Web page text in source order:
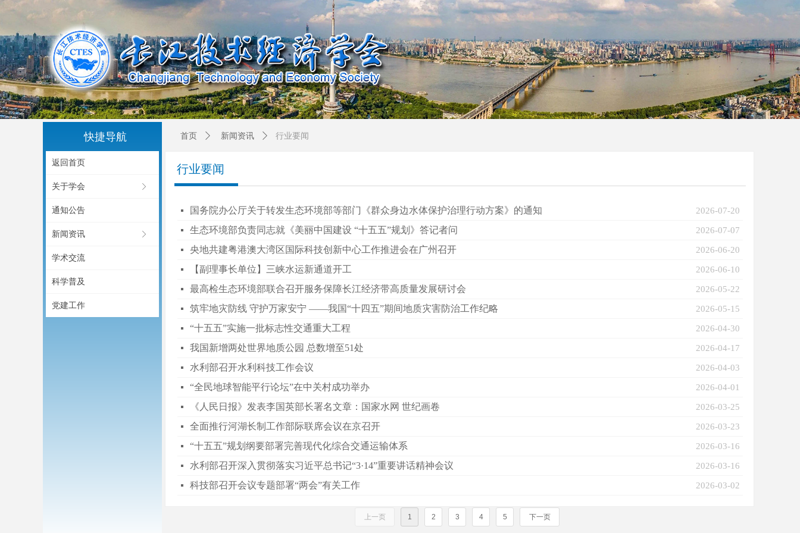
首页 ꄲ 新闻资讯 ꄲ 行业要闻
2026-07-20
넷 国务院办公厅关于转发生态环境部等部门《群众身边水体保护治理行动方案》的通知
2026-07-07
넷 生态环境部负责同志就《美丽中国建设 “十五五”规划》答记者问
2026-06-20
넷 央地共建粤港澳大湾区国际科技创新中心工作推进会在广州召开
2026-06-10
넷 【副理事长单位】三峡水运新通道开工
2026-05-22
넷 最高检生态环境部联合召开服务保障长江经济带高质量发展研讨会
2026-05-15
넷 筑牢地灾防线 守护万家安宁 ——我国“十四五”期间地质灾害防治工作纪略
2026-04-30
넷 “十五五”实施一批标志性交通重大工程
2026-04-17
넷 我国新增两处世界地质公园 总数增至51处
2026-04-03
넷 水利部召开水利科技工作会议
2026-04-01
넷 “全民地球智能平行论坛”在中关村成功举办
2026-03-25
넷 《人民日报》发表李国英部长署名文章：国家水网 世纪画卷
2026-03-23
넷 全面推行河湖长制工作部际联席会议在京召开
2026-03-16
넷 “十五五”规划纲要部署完善现代化综合交通运输体系
2026-03-16
넷 水利部召开深入贯彻落实习近平总书记“3·14”重要讲话精神会议
2026-03-02
넷 科技部召开会议专题部署“两会”有关工作
上一页 1 2 3 4 5 下一页
行业要闻
快捷导航
返回首页
关于学会 ꁕ
通知公告
新闻资讯 ꁕ
学术交流
科学普及
党建工作